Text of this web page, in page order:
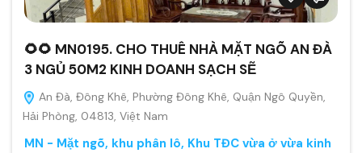
🌻🌻 MN0195. CHO THUÊ NHÀ MẶT NGÕ AN ĐÀ
3 NGỦ 50M2 KINH DOANH SẠCH SẼ
An Đà, Đông Khê, Phường Đông Khê, Quận Ngô Quyền,
Hải Phòng, 04813, Việt Nam
MN - Mặt ngõ, khu phân lô, Khu TĐC vừa ở vừa kinh